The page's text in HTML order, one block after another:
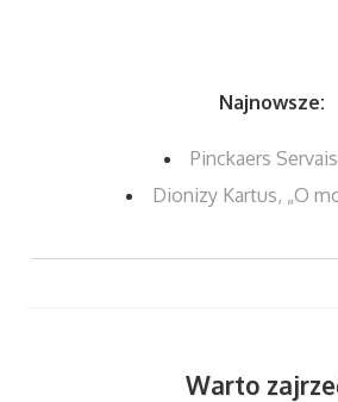
Najnowsze:
Pinckaers
Dionizy Kartus, „O
Warto